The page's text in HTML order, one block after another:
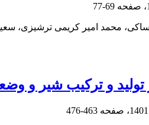
69-77
محمد امیر کریمی ترشیزی،
تولید و ترکیب شیر و
463-476